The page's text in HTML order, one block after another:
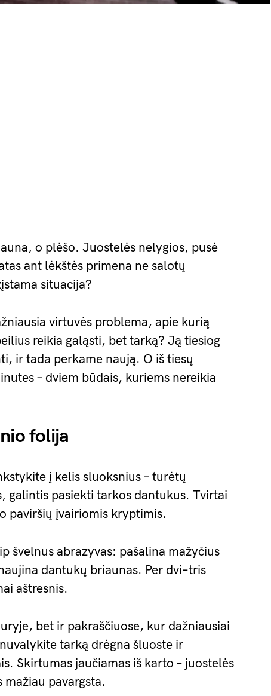
o plėšo. Juostelės nelygios, pusė
ant lėkštės primena ne salotų
situacija?
virtuvės problema, apie kurią
reikia galąsti, bet tarką? Ją tiesiog
ir tada perkame naują. O iš tiesų
– dviem būdais, kuriems nereikia
folija
į kelis sluoksnius – turėtų
galintis pasiekti tarkos dantukus. Tvirtai
paviršių įvairiomis kryptimis.
švelnus abrazyvas: pašalina mažyčius
dantukų briaunas. Per dvi–tris
aštresnis.
bet ir pakraščiuose, kur dažniausiai
tarką drėgna šluoste ir
Skirtumas jaučiamas iš karto – juostelės
mažiau pavargsta.